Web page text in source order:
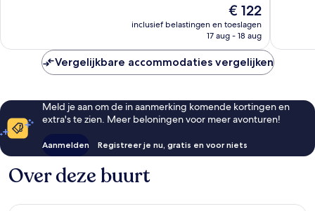
De
prijs
is
€ 122
inclusief belastingen en toeslagen
17 aug - 18 aug
Vergelijkbare accommodaties vergelijken
Meld je aan om de in aanmerking komende kortingen en
extra's te zien. Meer beloningen voor meer avonturen!
Aanmelden Registreer je nu, gratis en voor niets
Over deze buurt